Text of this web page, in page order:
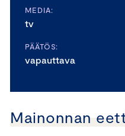
MEDIA:
tv
PÄÄTÖS:
vapauttava
Mainonnan